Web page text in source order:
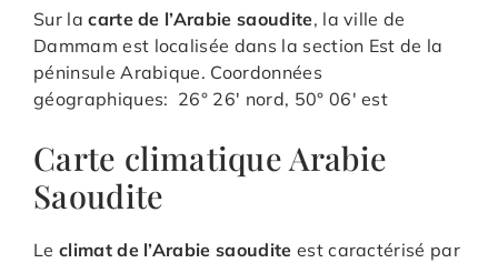
Sur lacarte de l’Arabie saoudite, la ville de
Dammam est localisée dans la section Est de la
péninsule Arabique. Coordonnées
géographiques: 26° 26′ nord, 50° 06′ est
Carte climatique Arabie
Saoudite
Le climat de l’Arabie saoudite est caractérisé par